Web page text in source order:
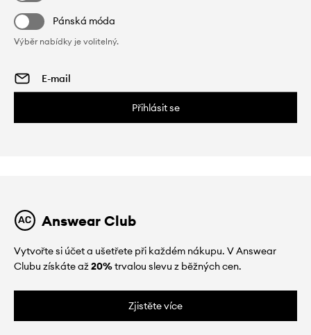
Pánská móda
Výběr nabídky je volitelný.
Přihlásit se
Answear Club
Vytvořte si účet a ušetřete při každém nákupu. V Answear
Clubu získáte až20%trvalou slevu z běžných cen.
Zjistěte více